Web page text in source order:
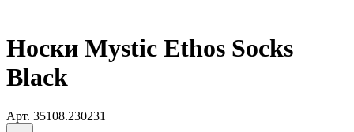
Носки Mystic Ethos Socks
Black
Арт. 35108.230231